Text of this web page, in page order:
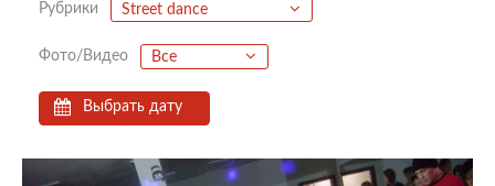
Рубрики Street dance
Фото/Видео Все
Выбрать дату